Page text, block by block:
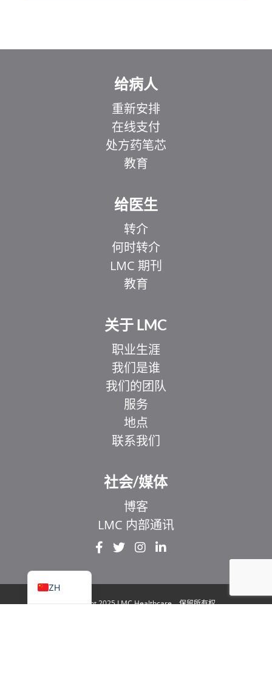
给病人
重新安排
在线支付
处方药笔芯
教育
给医生
转介
何时转介
LMC 期刊
教育
关于 LMC
职业生涯
我们是谁
我们的团队
服务
地点
联系我们
社会/媒体
博客
LMC 内部通讯
© Copyright 2025 LMC Healthcare。保留所有权
ZH